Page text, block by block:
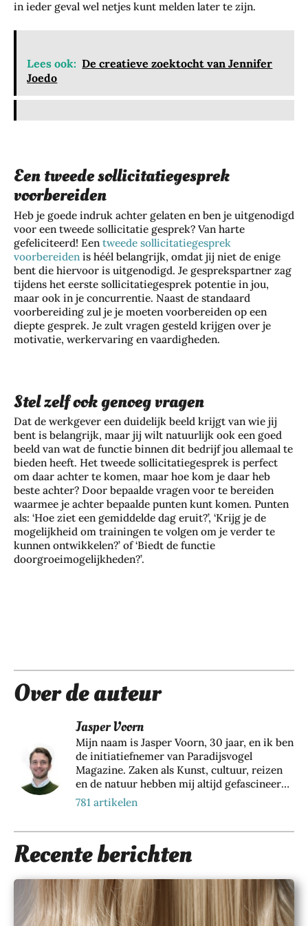
in ieder geval wel netjes kunt melden later te zijn.
Lees ook: De creatieve zoektocht van Jennifer
Joedo
Een tweede sollicitatiegesprek
voorbereiden
Heb je goede indruk achter gelaten en ben je uitgenodigd
voor een tweede sollicitatie gesprek? Van harte
gefeliciteerd! Een tweede sollicitatiegesprek
voorbereiden is héél belangrijk, omdat jij niet de enige
bent die hiervoor is uitgenodigd. Je gesprekspartner zag
tijdens het eerste sollicitatiegesprek potentie in jou,
maar ook in je concurrentie. Naast de standaard
voorbereiding zul je je moeten voorbereiden op een
diepte gesprek. Je zult vragen gesteld krijgen over je
motivatie, werkervaring en vaardigheden.
Stel zelf ook genoeg vragen
Dat de werkgever een duidelijk beeld krijgt van wie jij
bent is belangrijk, maar jij wilt natuurlijk ook een goed
beeld van wat de functie binnen dit bedrijf jou allemaal te
bieden heeft. Het tweede sollicitatiegesprek is perfect
om daar achter te komen, maar hoe kom je daar heb
beste achter? Door bepaalde vragen voor te bereiden
waarmee je achter bepaalde punten kunt komen. Punten
als: ‘Hoe ziet een gemiddelde dag eruit?’, ‘Krijg je de
mogelijkheid om trainingen te volgen om je verder te
kunnen ontwikkelen?’ of ‘Biedt de functie
doorgroeimogelijkheden?’.
Over de auteur
Jasper Voorn
Mijn naam is Jasper Voorn, 30 jaar, en ik ben
de initiatiefnemer van Paradijsvogel
Magazine. Zaken als Kunst, cultuur, reizen
en de natuur hebben mij altijd gefascineerd.
Vanuit een passie voor bovenstaande zaken
ben ik dan ook Paradijsvogels Magazine
en eigenaar van Web Wings BV, samen met
een groeiend team van 35+ collega’s,
dagelijks bezig met het realiseren van online
marketing resultaten voor meer dan 200
verschillende klanten. Hier richten wij ons
voornamelijk op duurzame marketing door
781 artikelen
Recente berichten